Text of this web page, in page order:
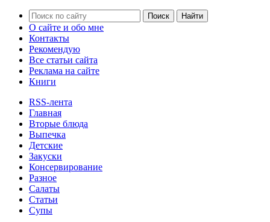
О сайте и обо мне
Контакты
Рекомендую
Все статьи сайта
Реклама на сайте
Книги
RSS-лента
Главная
Вторые блюда
Выпечка
Детские
Закуски
Консервирование
Разное
Салаты
Статьи
Супы